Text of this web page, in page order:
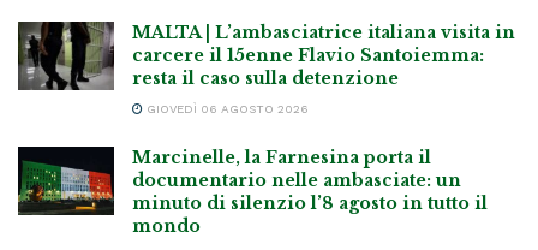
MALTA | L’ambasciatrice italiana visita in
carcere il 15enne Flavio Santoiemma:
resta il caso sulla detenzione
GIOVEDÌ 06 AGOSTO 2026
Marcinelle, la Farnesina porta il
documentario nelle ambasciate: un
minuto di silenzio l’8 agosto in tutto il
mondo